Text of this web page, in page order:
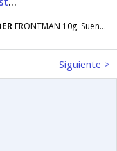
FRONTMAN 10g. Suena increible
Siguiente >